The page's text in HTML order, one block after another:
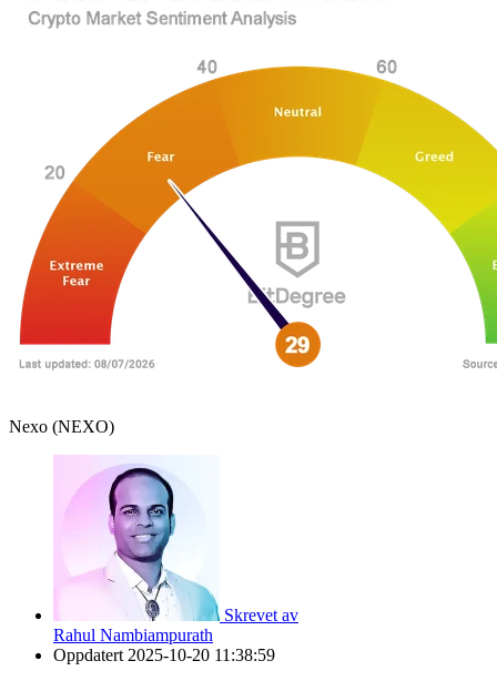
Nexo (NEXO)
Skrevet av
Rahul Nambiampurath
Oppdatert 2025-10-20 11:38:59